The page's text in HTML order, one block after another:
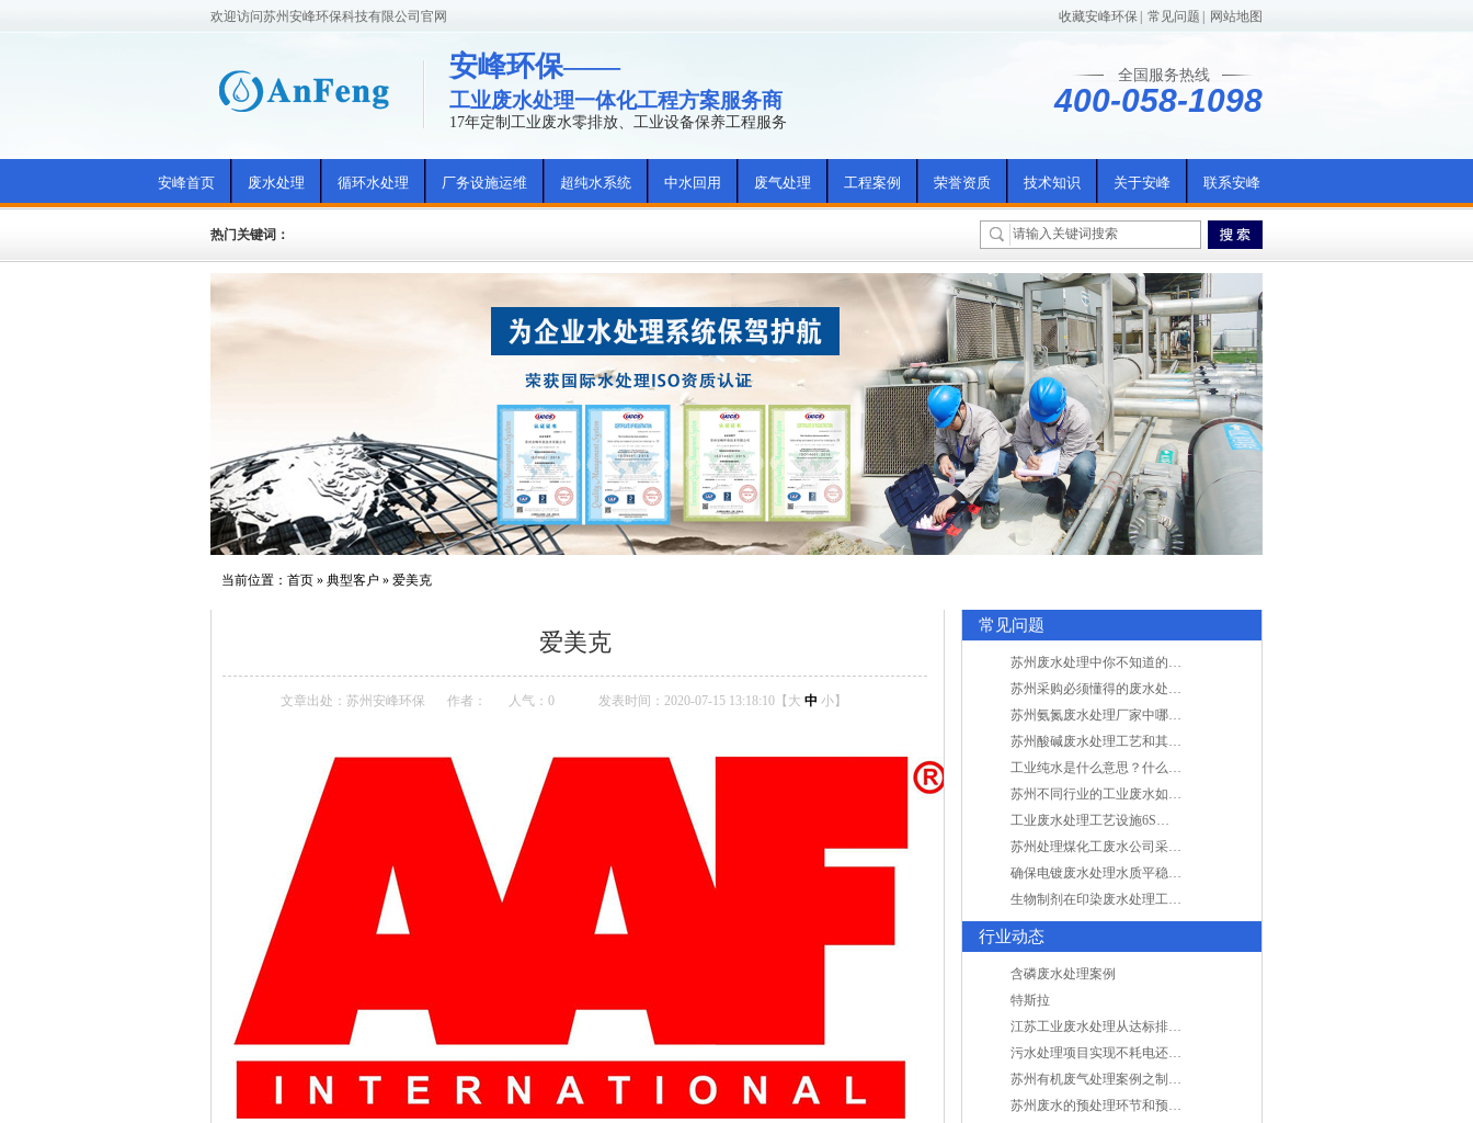
欢迎访问苏州安峰环保科技有限公司官网 收藏安峰环保 常见问题 网站地图
安峰环保——
工业废水处理一体化工程方案服务商
17年定制工业废水零排放、工业设备保养工程服务
全国服务热线
400-058-1098
安峰首页 废水处理 循环水处理 厂务设施运维 超纯水系统 中水回用 废气处理 工程案例 荣誉资质 技术知识 关于安峰 联系安峰
热门关键词：
当前位置： 首页 » 典型客户 » 爱美克
爱美克
文章出处：苏州安峰环保 作者： 人气： 0 发表时间：2020-07-15 13:18:10【 大 中 小】
常见问题
苏州废水处理中你不知道的工艺全在这里
苏州采购必须懂得的废水处理问题，值得收藏！
苏州氨氮废水处理厂家中哪家最专业？
苏州酸碱废水处理工艺和其他废水处理的区别
工业纯水是什么意思？什么是纯水处理？
苏州不同行业的工业废水如何处理的？
工业废水处理工艺设施6S现场管理
苏州处理煤化工废水公司采用哪些工艺方法?
确保电镀废水处理水质平稳因素有哪些？
生物制剂在印染废水处理工艺技术中效果如何？
行业动态
含磷废水处理案例
特斯拉
江苏工业废水处理从达标排放到零排放
污水处理项目实现不耗电还省电的技术革新
苏州有机废气处理案例之制药类企业处理工艺
苏州废水的预处理环节和预计达到目的